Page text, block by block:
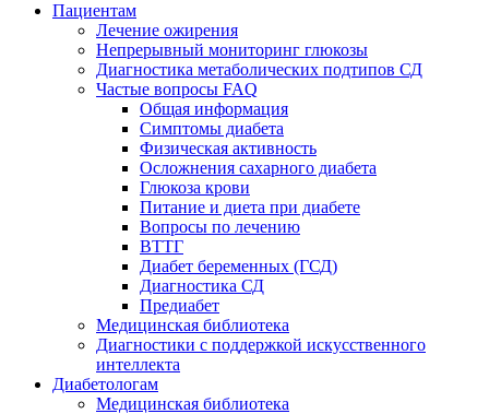
Пациентам
Лечение ожирения
Непрерывный мониторинг глюкозы
Диагностика метаболических подтипов СД
Частые вопросы FAQ
Общая информация
Симптомы диабета
Физическая активность
Осложнения сахарного диабета
Глюкоза крови
Питание и диета при диабете
Вопросы по лечению
ВТТГ
Диабет беременных (ГСД)
Диагностика СД
Предиабет
Медицинская библиотека
Диагностики с поддержкой искусственного
интеллекта
Диабетологам
Медицинская библиотека